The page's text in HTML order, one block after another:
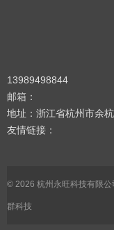
13989498844
邮箱：
地址：浙江省杭州市余
友情链接：
© 2026 杭州永旺科技有限公
群科技